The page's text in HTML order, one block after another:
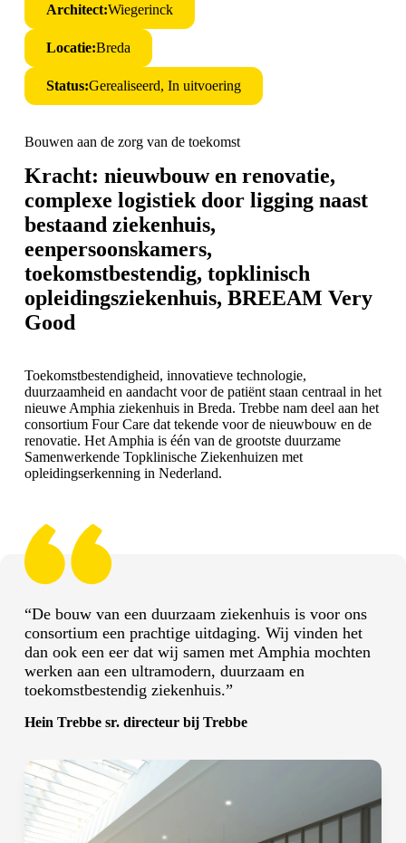
Architect:Wiegerinck
Locatie:Breda
Status:Gerealiseerd, In uitvoering
Bouwen aan de zorg van de toekomst
Kracht: nieuwbouw en renovatie,
complexe logistiek door ligging naast
bestaand ziekenhuis,
eenpersoonskamers,
toekomstbestendig, topklinisch
opleidingsziekenhuis, BREEAM Very
Good
Toekomstbestendigheid, innovatieve technologie,
duurzaamheid en aandacht voor de patiënt staan centraal in het
nieuwe Amphia ziekenhuis in Breda. Trebbe nam deel aan het
consortium Four Care dat tekende voor de nieuwbouw en de
renovatie. Het Amphia is één van de grootste duurzame
Samenwerkende Topklinische Ziekenhuizen met
opleidingserkenning in Nederland.
“De bouw van een duurzaam ziekenhuis is voor ons
consortium een prachtige uitdaging. Wij vinden het
dan ook een eer dat wij samen met Amphia mochten
werken aan een ultramodern, duurzaam en
toekomstbestendig ziekenhuis.”
Hein Trebbe sr. directeur bij Trebbe